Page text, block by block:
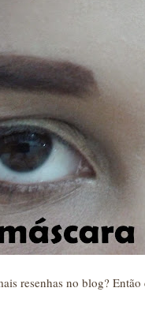
resenhas no blog?